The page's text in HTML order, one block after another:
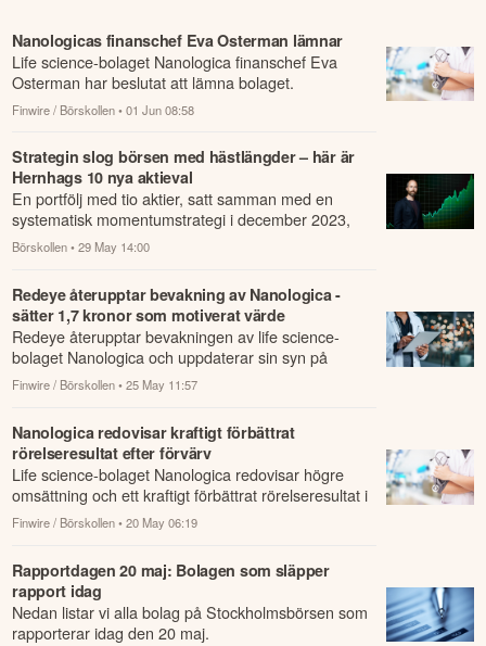
Nanologicas finanschef Eva Osterman lämnar
Life science-bolaget Nanologica finanschef Eva
Osterman har beslutat att lämna bolaget.
Finwire / Börskollen • 01 Jun 08:58
Strategin slog börsen med hästlängder – här är
Hernhags 10 nya aktieval
En portfölj med tio aktier, satt samman med en
systematisk momentumstrategi i december 2023,
har stigit 71,9 procent i snitt.
Börskollen • 29 May 14:00
Redeye återupptar bevakning av Nanologica -
sätter 1,7 kronor som motiverat värde
Redeye återupptar bevakningen av life science-
bolaget Nanologica och uppdaterar sin syn på
bolaget efter nyemissionerna, förvärvet av Syntag...
Finwire / Börskollen • 25 May 11:57
Nanologica redovisar kraftigt förbättrat
rörelseresultat efter förvärv
Life science-bolaget Nanologica redovisar högre
omsättning och ett kraftigt förbättrat rörelseresultat i
första kvartalet 2026 jämfört med m...
Finwire / Börskollen • 20 May 06:19
Rapportdagen 20 maj: Bolagen som släpper
rapport idag
Nedan listar vi alla bolag på Stockholmsbörsen som
rapporterar idag den 20 maj.